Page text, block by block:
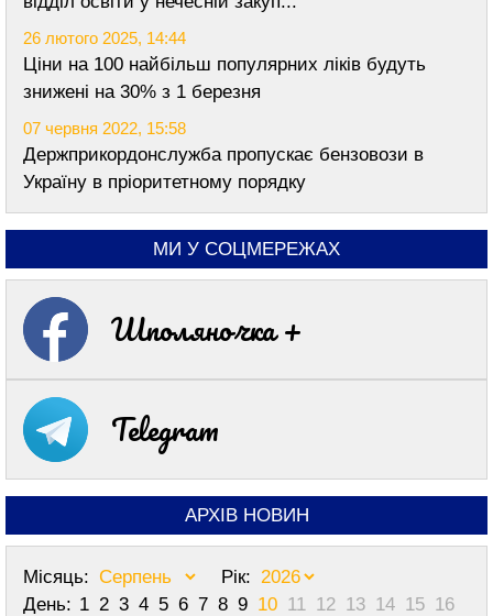
26 лютого 2025, 14:44
Ціни на 100 найбільш популярних ліків будуть
знижені на 30% з 1 березня
07 червня 2022, 15:58
Держприкордонслужба пропускає бензовози в
Україну в пріоритетному порядку
МИ У СОЦМЕРЕЖАХ
Шполяночка +
Telegram
АРХІВ НОВИН
Місяць:
Рік:
День: 1 2 3 4 5 6 7 8 9 10 11 12 13 14 15 16